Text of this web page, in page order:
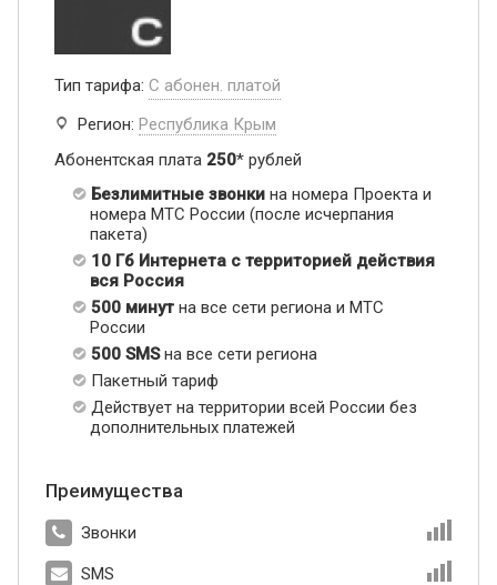
Тип тарифа: С абонен. платой
Регион: Республика Крым
Абонентская плата 250* рублей
Безлимитные звонки на номера Проекта и
номера МТС России (после исчерпания
пакета)
10 Гб Интернета с территорией действия
вся Россия
500 минут на все сети региона и МТС
России
500 SMSна все сети региона
Пакетный тариф
Действует на территории всей России без
дополнительных платежей
Преимущества
Звонки
SMS